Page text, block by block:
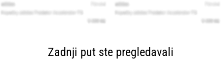
Zadnji put ste pregledavali